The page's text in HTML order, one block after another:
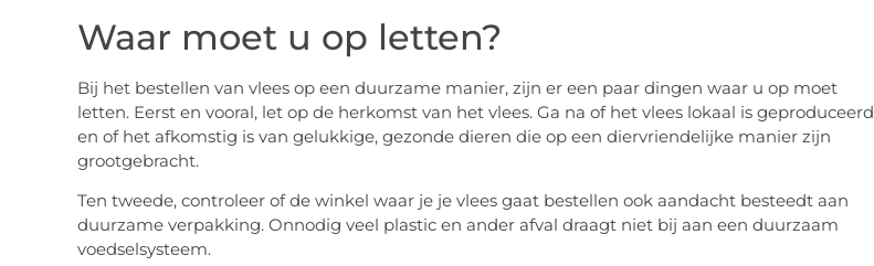
Waar moet u op letten?
Bij het bestellen van vlees op een duurzame manier, zijn er een paar dingen waar u op moet
letten. Eerst en vooral, let op de herkomst van het vlees. Ga na of het vlees lokaal is geproduceerd
en of het afkomstig is van gelukkige, gezonde dieren die op een diervriendelijke manier zijn
grootgebracht.
Ten tweede, controleer of de winkel waar je je vlees gaat bestellen ook aandacht besteedt aan
duurzame verpakking. Onnodig veel plastic en ander afval draagt niet bij aan een duurzaam
voedselsysteem.